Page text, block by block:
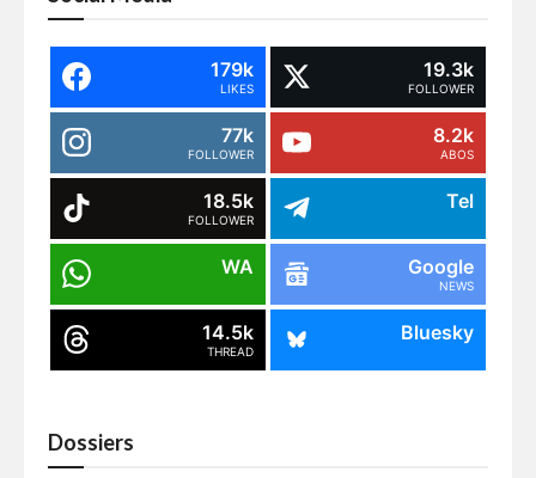
179k
LIKES
19.3k
FOLLOWER
77k
FOLLOWER
8.2k
ABOS
18.5k
FOLLOWER
Tel
WA Google
NEWS
14.5k
THREAD
Bluesky
Dossiers